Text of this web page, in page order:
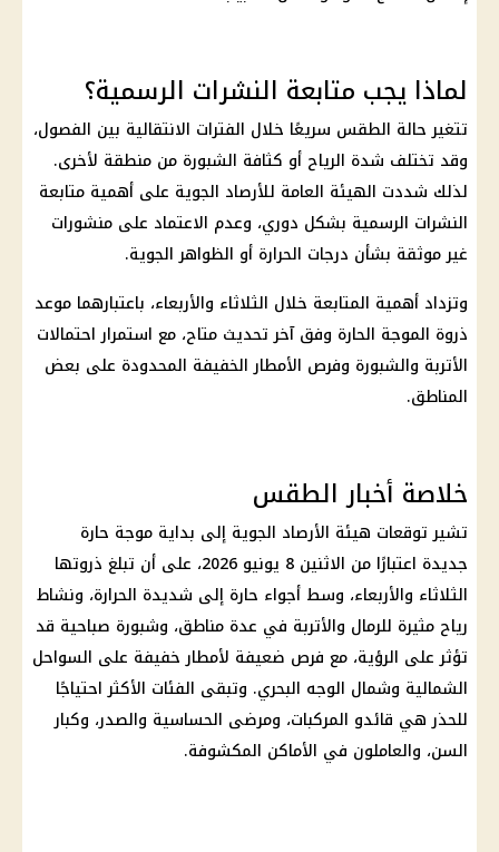
لماذا يجب متابعة النشرات الرسمية؟
تتغيرحالة الطقس سريعًا خلال الفترات الانتقالية بين الفصول،
وقد تختلف شدة الرياح أو كثافة الشبورة من منطقة لأخرى.
لذلك شددت الهيئة العامة للأرصاد الجوية على أهمية متابعة
النشرات الرسمية بشكل دوري، وعدم الاعتماد على منشورات
غير موثقة بشأن درجات الحرارة أو الظواهر الجوية.
وتزداد أهمية المتابعة خلال الثلاثاء والأربعاء، باعتبارهما موعد
ذروة الموجة الحارة وفق آخر تحديث متاح، مع استمرار احتمالات
الأتربة والشبورة وفرص الأمطار الخفيفة المحدودة على بعض
المناطق.
خلاصة أخبار الطقس
تشير توقعات هيئة الأرصاد الجوية إلى بداية موجة حارة
جديدة اعتبارًا من الاثنين 8 يونيو 2026، على أن تبلغ ذروتها
الثلاثاء والأربعاء، وسط أجواء حارة إلى شديدة الحرارة، ونشاط
رياح مثيرة للرمال والأتربة في عدة مناطق، وشبورة صباحية قد
تؤثر على الرؤية، مع فرص ضعيفة لأمطار خفيفة على السواحل
الشمالية وشمال الوجه البحري. وتبقى الفئات الأكثر احتياجًا
للحذر هي قائدو المركبات، ومرضى الحساسية والصدر، وكبار
السن، والعاملون في الأماكن المكشوفة.